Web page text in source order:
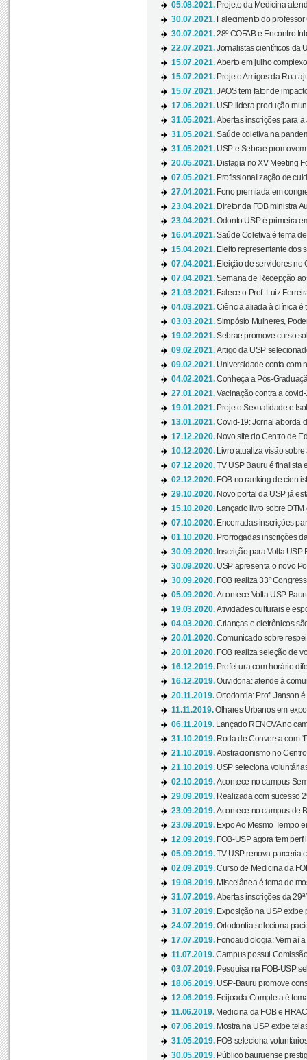
05.08.2021. Projeto da Medicina
30.07.2021. Falecimento do
30.07.2021.28º COFAB e Encontro
22.07.2021.Jornalistas científicos da
15.07.2021.Aberto em julho
15.07.2021. Projeto Amigos da Rua
15.07.2021.JAOS tem fator de
17.06.2021. USP lidera produção
31.05.2021.Abertas inscrições para
31.05.2021.Saúde coletiva na
31.05.2021. USP e Sebrae
20.05.2021. Disfagia no XV Meeting
07.05.2021. Profissionalização de
27.04.2021. Fono premiada em
23.04.2021. Diretor da FOB ministra
23.04.2021.Odonto USP é primeira
16.04.2021.Saúde Coletiva é tema
15.04.2021. Eleito representante dos
07.04.2021. Eleição de servidores no
07.04.2021.Semana de Recepção
21.03.2021. Falece o Prof. Luiz
04.03.2021.Ciência aliada à clínica é
03.03.2021.Simpósio Mulheres,
19.02.2021.Sebrae promove curso
09.02.2021.Artigo da USP
09.02.2021. Universidade conta com
04.02.2021.Conheça a Pós-
27.01.2021.Vacinação contra a
19.01.2021. Projeto Sexualidade e
13.01.2021.Covid-19: Jornal aborda
17.12.2020. Novo site do Centro de
10.12.2020.
Livro atualiza visão
07.12.2020.TV USP Bauru é finalista
02.12.2020. FOB no ranking de
29.10.2020. Novo portal da USP já
15.10.2020.
Lançado livro sobre
07.10.2020. Encerradas inscrições
01.10.2020. Prorrogadas inscrições
30.09.2020. Inscrição para Volta USP
30.09.2020. USP apresenta o novo
30.09.2020. FOB realiza 33º
05.09.2020.Acontece Volta USP
19.03.2020.Atividades culturais e
04.03.2020.Crianças e eletrônicos
20.01.2020.Comunicado sobre
20.01.2020. FOB realiza seleção de
16.12.2019. Prefeitura com horário
16.12.2019.Ouvidoria: atende à
20.11.2019.Ortodontia: Prof. Janson
11.11.2019.Olhares Urbanos em
06.11.2019.
Lançado RENOVA no
31.10.2019. Roda de Conversa com
21.10.2019.Abstracionismo no
21.10.2019. USP seleciona
02.10.2019.Acontece no campus
29.09.2019. Realizada com sucesso
23.09.2019.Acontece no campus de
23.09.2019. Expo Ao Mesmo Tempo
12.09.2019. FOB-USP agora tem
05.09.2019.TV USP renova parceria
02.09.2019.Curso de Medicina da
19.08.2019. Miscelânea é tema de
31.07.2019.Abertas inscrições da 29ª
31.07.2019. Exposição na USP exibe
24.07.2019.Ortodontia seleciona
17.07.2019. Fonoaudiologia: Vem aí
11.07.2019.Campus possui
03.07.2019. Pesquisa na FOB-USP
18.06.2019. USP-Bauru promove
12.06.2019. Feijoada Completa é
11.06.2019. Medicina da FOB e
07.06.2019. Mostra na USP exibe
31.05.2019. FOB seleciona
30.05.2019. Público bauruense